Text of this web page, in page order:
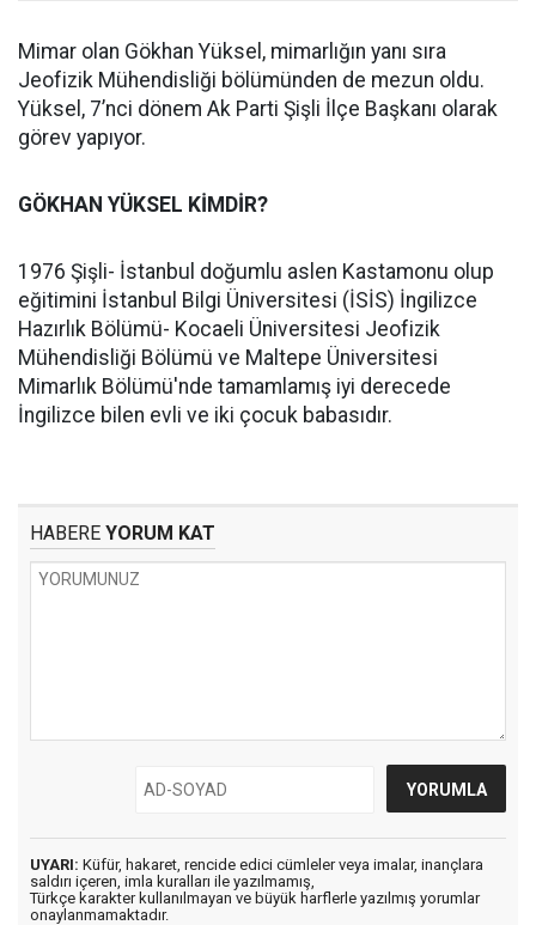
Mimar olan Gökhan Yüksel, mimarlığın yanı sıra
Jeofizik Mühendisliği bölümünden de mezun oldu.
Yüksel, 7’nci dönem Ak Parti Şişli İlçe Başkanı olarak
görev yapıyor.
GÖKHAN YÜKSEL KİMDİR?
1976 Şişli- İstanbul doğumlu aslen Kastamonu olup
eğitimini İstanbul Bilgi Üniversitesi (İSİS) İngilizce
Hazırlık Bölümü- Kocaeli Üniversitesi Jeofizik
Mühendisliği Bölümü ve Maltepe Üniversitesi
Mimarlık Bölümü'nde tamamlamış iyi derecede
İngilizce bilen evli ve iki çocuk babasıdır.
HABERE YORUM KAT
UYARI: Küfür, hakaret, rencide edici cümleler veya imalar, inançlara
saldırı içeren, imla kuralları ile yazılmamış,
Türkçe karakter kullanılmayan ve büyük harflerle yazılmış yorumlar
onaylanmamaktadır.